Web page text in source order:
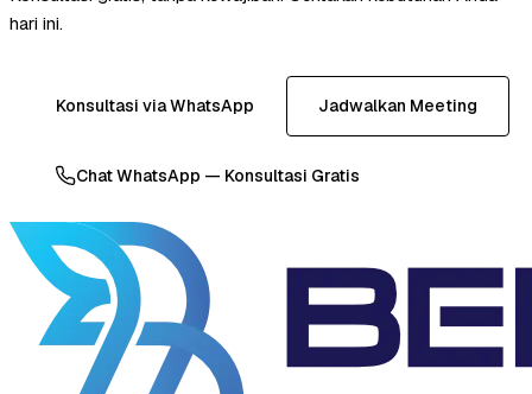
hari ini.
Konsultasi via WhatsApp Jadwalkan Meeting
Chat WhatsApp — Konsultasi Gratis